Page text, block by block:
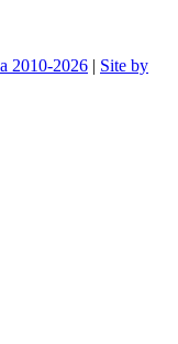
2010-2026 | Site by